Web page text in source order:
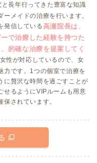
長年行ってきた豊富な知識
メイドの治療を行います。
発信している高瀬院長は、
で治療した経験を持つた
的確な治療を提案してく
性が対応しているので、女
力です。1つの個室で治療を
に贅沢な時間を過ごすことが
せるようにVIPルームも用意
されています。